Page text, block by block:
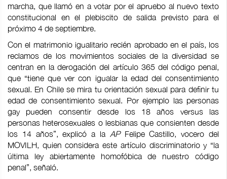
marcha, que llamó en a votar por el apruebo al nuevo texto
constitucional en el plebiscito de salida previsto para el
próximo 4 de septiembre.
Con el matrimonio igualitario recién aprobado en el país, los
reclamos de los movimientos sociales de la diversidad se
centran en la derogación del artículo 365 del código penal,
que “tiene que ver con igualar la edad del consentimiento
sexual. En Chile se mira tu orientación sexual para definir tu
edad de consentimiento sexual. Por ejemplo las personas
gay pueden consentir desde los 18 años versus las
personas heterosexuales o lesbianas que consienten desde
los 14 años”, explicó a la APFelipe Castillo, vocero del
MOVILH, quien considera este artículo discriminatorio y “la
última ley abiertamente homofóbica de nuestro código
penal”, señaló.